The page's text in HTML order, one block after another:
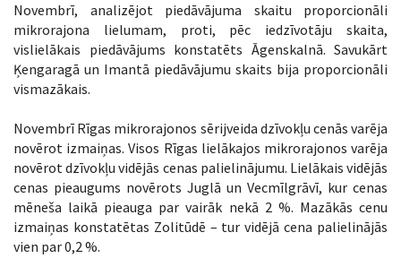
Novembrī, analizējot piedāvājuma skaitu proporcionāli
mikrorajona lielumam, proti, pēc iedzīvotāju skaita,
vislielākais piedāvājums konstatēts Āgenskalnā. Savukārt
Ķengaragā un Imantā piedāvājumu skaits bija proporcionāli
vismazākais.
Novembrī Rīgas mikrorajonos sērijveida dzīvokļu cenās varēja
novērot izmaiņas. Visos Rīgas lielākajos mikrorajonos varēja
novērot dzīvokļu vidējās cenas palielinājumu. Lielākais vidējās
cenas pieaugums novērots Juglā un Vecmīlgrāvī, kur cenas
mēneša laikā pieauga par vairāk nekā 2 %. Mazākās cenu
izmaiņas konstatētas Zolitūdē – tur vidējā cena palielinājās
vien par 0,2 %.